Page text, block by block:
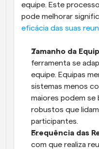
equipe. Este
pode melhorar
eficácia das suas
Tamanho da
ferramenta se
equipe. Equipas
sistemas menos
maiores podem
robustos que
participantes.
Frequência das
com que realiza